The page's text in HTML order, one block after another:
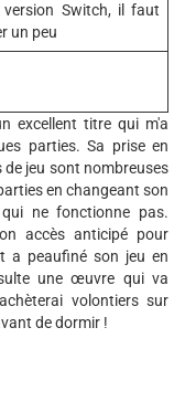
version Switch, il faut
un peu
excellent titre qui m'a
parties. Sa prise en
jeu sont nombreuses
en changeant son
ne fonctionne pas.
accès anticipé pour
a peaufiné son jeu en
une œuvre qui va
volontiers sur
de dormir !